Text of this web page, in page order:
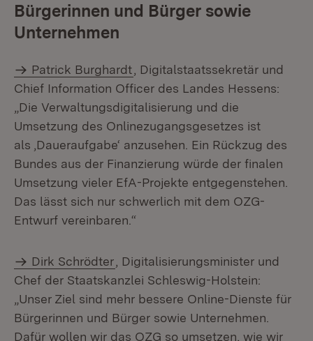
Bürgerinnen und Bürger sowie
Unternehmen
Patrick Burghardt , Digitalstaatssekretär und
Chief Information Officer des Landes Hessens:
„Die Verwaltungsdigitalisierung und die
Umsetzung des Onlinezugangsgesetzes ist
als ,Daueraufgabe‘ anzusehen. Ein Rückzug des
Bundes aus der Finanzierung würde der finalen
Umsetzung vieler EfA-Projekte entgegenstehen.
Das lässt sich nur schwerlich mit dem OZG-
Entwurf vereinbaren.“
Dirk Schrödter , Digitalisierungsminister und
Chef der Staatskanzlei Schleswig-Holstein:
„Unser Ziel sind mehr bessere Online-Dienste für
Bürgerinnen und Bürger sowie Unternehmen.
Dafür wollen wir das OZG so umsetzen, wie wir